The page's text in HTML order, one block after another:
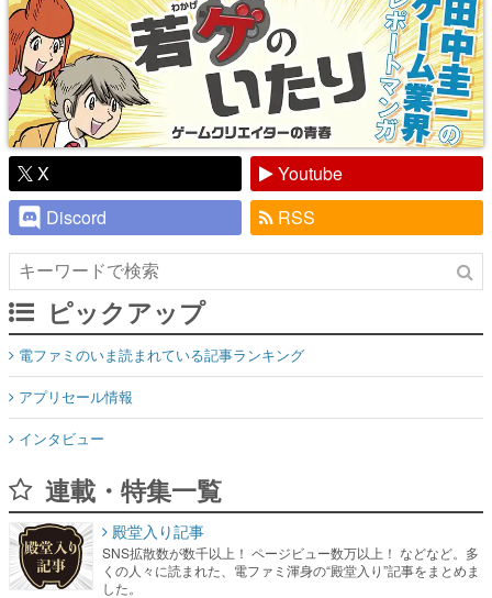
X
Youtube
Discord
RSS
ピックアップ
電ファミのいま読まれている記事ランキング
アプリセール情報
インタビュー
連載・特集一覧
殿堂入り記事
SNS拡散数が数千以上！ ページビュー数万以上！ などなど。多
くの人々に読まれた、電ファミ渾身の“殿堂入り”記事をまとめま
した。